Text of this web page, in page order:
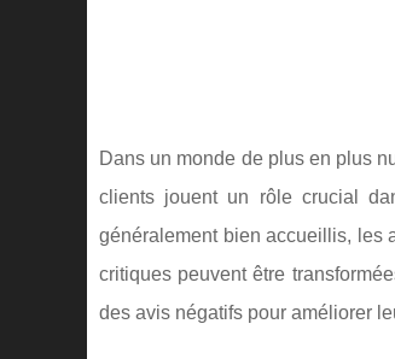
Dans un monde de plus en plus
clients jouent un rôle crucial
généralement bien accueillis, les
critiques peuvent être
des avis négatifs pour améliorer